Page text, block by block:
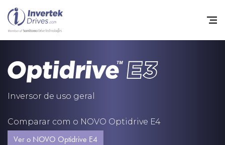
Inversor de uso geral
Comparar com o NOVO Optidrive E4
Ver o NOVO Optidrive E4
Início